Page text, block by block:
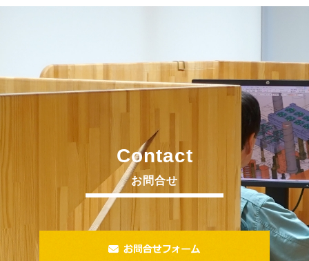
Contact
お問合せ